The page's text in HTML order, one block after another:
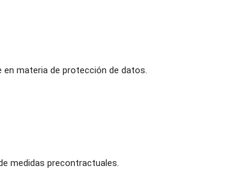
materia de protección de datos.
medidas precontractuales.